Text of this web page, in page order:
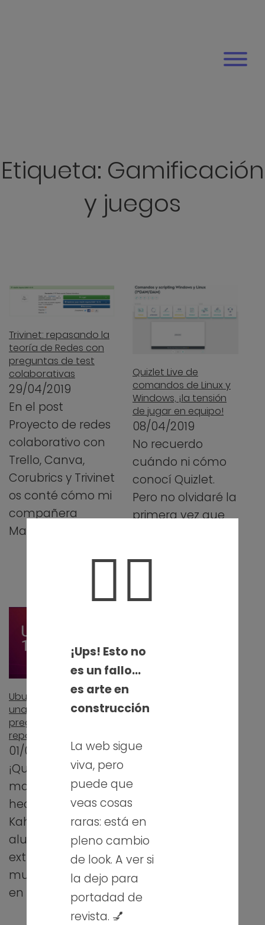
Etiqueta: Gamificación
y juegos
Trivinet: repasando la
teoría de Redes con
preguntas de test
colaborativas
29/04/2019
En el post
Proyecto de redes
colaborativo con
Trello, Canva,
Corubrics y Trivinet
os conté cómo mi
compañera
Marian y…
Quizlet Live de
comandos de Linux y
Windows, ¡la tensión
de jugar en equipo!
08/04/2019
No recuerdo
cuándo ni cómo
conocí Quizlet.
Pero no olvidaré la
primera vez que
Ubuntu: un debate,
una presentación,
preguntas y, para
repasar, ¡Kahoot!
01/04/2019
¡Que levante la
mano quién no ha
hecho algún
Kahoot para sus
alumnos! Me
extrañaría ver
muchas manos
en alto,…
Drive, Trello, Canva,
de redes. Ya
sabéis:
arquitecturas,
topologías,
modelos,
🤦‍♀️
¡Ups! Esto no
es un fallo…
es arte en
construcción
La web sigue
viva, pero
puede que
veas cosas
raras: está en
pleno cambio
de look. A ver si
la dejo para
portadad de
revista. 💅